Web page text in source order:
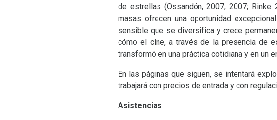
de estrellas (Ossandón, 2007; 2007;
masas ofrecen una oportunidad
sensible que se diversifica y crece
cómo el cine, a través de la presencia de
transformó en una práctica cotidiana y en un
En las páginas que siguen, se intentará
trabajará con precios de entrada y con
Asistencias